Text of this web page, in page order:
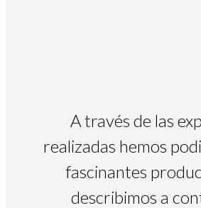
A través de las
realizadas hemos
fascinantes
describimos a